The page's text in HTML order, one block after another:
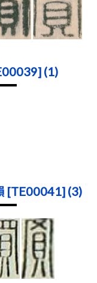
(1)
[TE00041] (3)